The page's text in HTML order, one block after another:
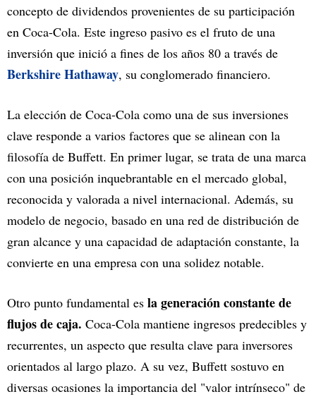
concepto de dividendos provenientes de su participación
en Coca-Cola. Este ingreso pasivo es el fruto de una
inversión que inició a fines de los años 80 a través de
Berkshire Hathaway, su conglomerado financiero.
La elección de Coca-Cola como una de sus inversiones
clave responde a varios factores que se alinean con la
filosofía de Buffett. En primer lugar, se trata de una marca
con una posición inquebrantable en el mercado global,
reconocida y valorada a nivel internacional. Además, su
modelo de negocio, basado en una red de distribución de
gran alcance y una capacidad de adaptación constante, la
convierte en una empresa con una solidez notable.
Otro punto fundamental es la generación constante de
flujos de caja. Coca-Cola mantiene ingresos predecibles y
recurrentes, un aspecto que resulta clave para inversores
orientados al largo plazo. A su vez, Buffett sostuvo en
diversas ocasiones la importancia del "valor intrínseco" de